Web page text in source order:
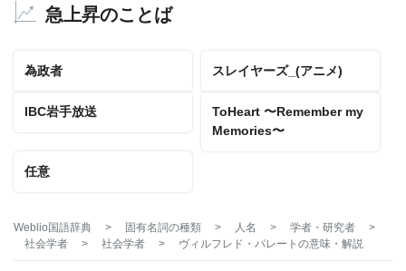
急上昇のことば
為政者 スレイヤーズ_(アニメ)
IBC岩手放送
ToHeart 〜Remember my
Memories〜
任意
Weblio国語辞典 > 固有名詞の種類 > 人名 > 学者・研究者
>
社会学者
> 社会学者 > ヴィルフレド・パレート の意味・解説